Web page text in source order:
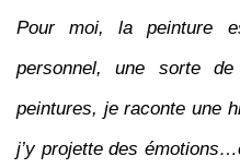
Pour moi, la peinture
personnel, une sorte
peintures, je raconte une
j’y projette des